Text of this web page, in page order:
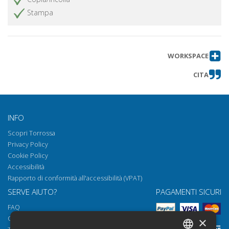
nel dibattito geo-ontologico
contemporaneo
Ottieni articolo
Ottieni articolo
proposito della "svolta
contemporanea a partire da Hegel
Bibliografica
Stampa
WORKSPACE
CITA
INFO
Scopri Torrossa
Privacy Policy
Cookie Policy
Accessibilità
Rapporto di conformità all'accessibilità (VPAT)
SERVE AIUTO?
FAQ
Come aprire i nostri documenti
PAGAMENTI SICURI
×